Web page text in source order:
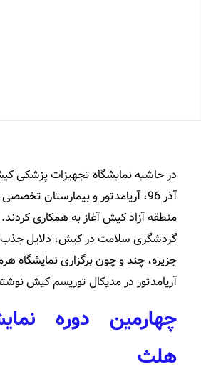
در حاشیه نمایشگاه تجهیزات پزشکی
آذر 96، آریامدتور و بیمارستان
منطقه آزاد کیش آغاز به همکاری کردند.
گردشگری سلامت در کیش، دلایل جذب
جزیره، چند و چون برگزاری نمایشگاه
آریامدتور در مدیکال توریسم کیش
چهارمین دوره
هلث